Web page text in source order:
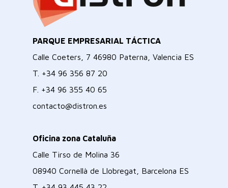
PARQUE EMPRESARIAL TÁCTICA
Calle Coeters, 7 46980 Paterna, Valencia ES
T. +34 96 356 87 20
F. +34 96 355 40 65
contacto@distron.es
Oficina zona Cataluña
Calle Tirso de Molina 36
08940 Cornellà de Llobregat, Barcelona ES